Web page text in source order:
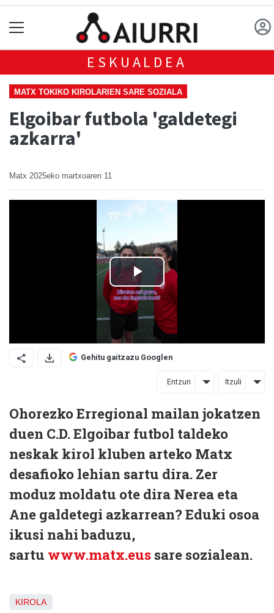
ESKUALDEA
MATX TOKIKO KIROLARIEN SARE SOZIALA
Elgoibar futbola 'galdetegi
azkarra'
Matx 2025eko martxoaren 11
Gehitu gaitzazu Googlen
Entzun Itzuli
Ohorezko Erregional mailan jokatzen
duen C.D.Elgoibar futbol taldeko
neskak kirol kluben arteko Matx
desafioko lehian sartu dira. Zer
moduz moldatu ote dira Nerea eta
Ane galdetegi azkarrean? Eduki osoa
ikusi nahi baduzu,
sartu www.matx.eus sare sozialean.
KIROLA